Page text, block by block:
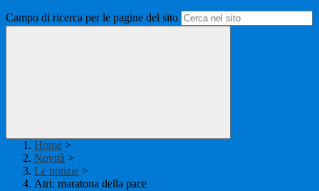
Campo di ricerca per le pagine del sito
Home >
Novità >
Le notizie >
Atri: maratona della pace